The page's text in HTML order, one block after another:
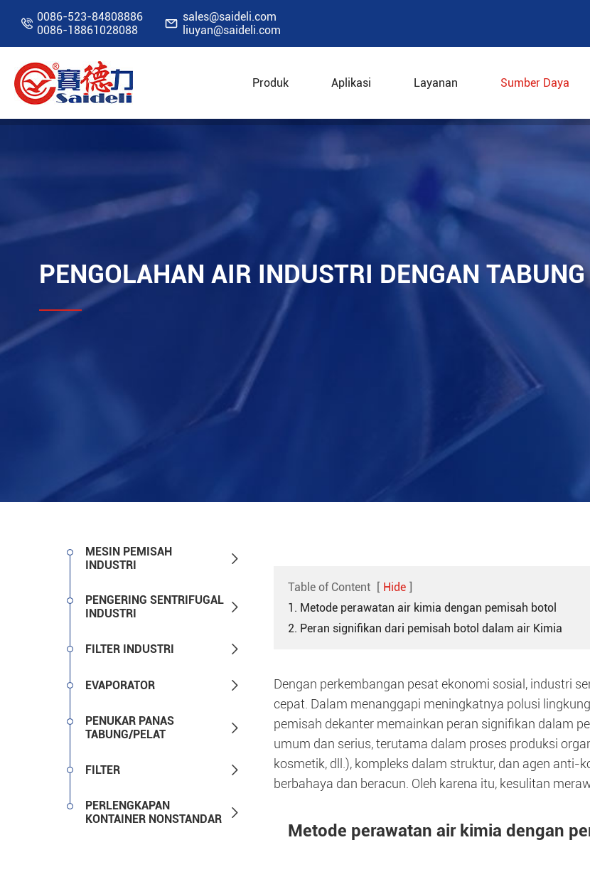
 0086-523-84808886
0086-18861028088
 sales@saideli.com
liuyan@saideli.com
Produk Aplikasi Layanan Sumber Daya
Rumah Sumber Daya
PENGOLAHAN AIR INDUSTRI DENGAN
MESIN PEMISAH
INDUSTRI

PENGERING SENTRIFUGAL
INDUSTRI

FILTER INDUSTRI 
EVAPORATOR 
PENUKAR PANAS
TABUNG/PELAT

FILTER 
PERLENGKAPAN
KONTAINER NONSTANDAR

Table of Content [ Hide ]
1. Metode perawatan air kimia dengan pemisah botol
2. Peran signifikan dari pemisah botol dalam air Kimia
Dengan perkembangan pesat ekonomi sosial, industri
cepat. Dalam menanggapi meningkatnya polusi
pemisah dekanter memainkan peran signifikan dalam
umum dan serius, terutama dalam proses produksi
kosmetik, dll.), kompleks dalam struktur, dan agen
berbahaya dan beracun. Oleh karena itu, kesulitan
Metode perawatan air kimia dengan